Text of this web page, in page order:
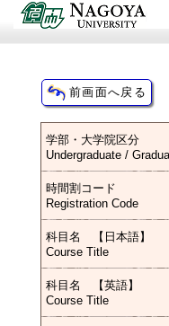
学部・大学院区分
Undergraduate /
時間割コード
Registration Code
科目名 【日本語】
Course Title
科目名 【英語】
Course Title